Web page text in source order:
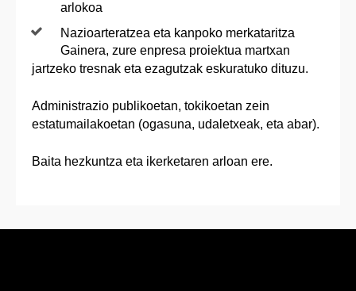
arlokoa
Nazioarteratzea eta kanpoko merkataritza
Gainera, zure enpresa proiektua martxan
jartzeko tresnak eta ezagutzak eskuratuko dituzu.
Administrazio publikoetan, tokikoetan zein
estatumailakoetan (ogasuna, udaletxeak, eta abar).
Baita hezkuntza eta ikerketaren arloan ere.